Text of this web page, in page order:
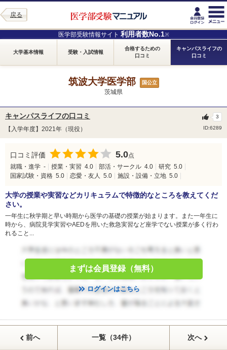
戻る
医学部受験情報サイト 利用者数No.1※
大学基本情報 受験・入試情報
合格するための
口コミ
キャンパスライフの
口コミ
筑波大学医学部 国公立
茨城県
キャンパスライフの口コミ
【入学年度】2021年（現役） ID:6289
3
口コミ評価 5.0点
就職・進学 - 授業・実習 4.0 部活・サークル 4.0 研究 5.0
国家試験・資格 5.0 恋愛・友人 5.0 施設・設備・立地 5.0
大学の授業や実習などカリキュラムで特徴的なところを教えてくだ
さい。
一年生に秋学期と早い時期から医学の基礎の授業が始まります。また一年生に
時から、病院見学実習やAEDを用いた救急実習など座学でない授業が多く行わ
れること...
まずは会員登録（無料）
ログインはこちら
前へ 一覧（34件） 次へ